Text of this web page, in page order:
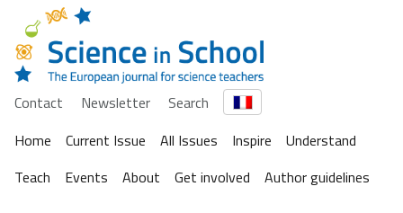
Contact Newsletter
Search
Home
Current Issue All Issues Inspire
Understand
Teach
Events About Get involved Author guidelines